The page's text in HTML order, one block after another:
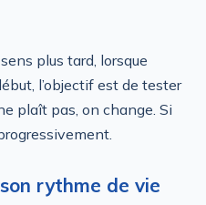
plus tard, lorsque
l’objectif est de tester
plaît pas, on change. Si
rythme de vie